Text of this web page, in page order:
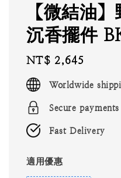
【微結油
沉香擺件
Regular
price
NT$ 2,645
Worldwide
Secure payments
Fast Delivery
適用優惠